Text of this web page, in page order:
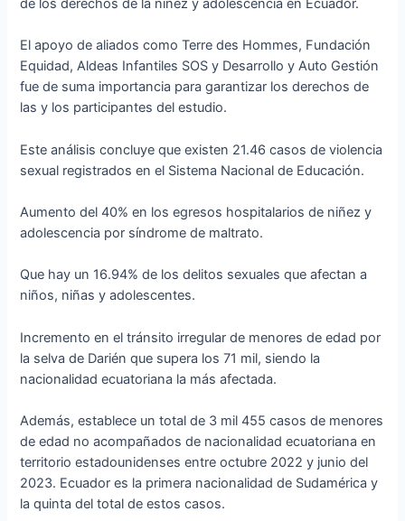
de los derechos de la niñez y adolescencia en Ecuador.
El apoyo de aliados como Terre des Hommes, Fundación
Equidad, Aldeas Infantiles SOS y Desarrollo y Auto Gestión
fue de suma importancia para garantizar los derechos de
las y los participantes del estudio.
Este análisis concluye que existen 21.46 casos de violencia
sexual registrados en el Sistema Nacional de Educación.
Aumento del 40% en los egresos hospitalarios de niñez y
adolescencia por síndrome de maltrato.
Que hay un 16.94% de los delitos sexuales que afectan a
niños, niñas y adolescentes.
Incremento en el tránsito irregular de menores de edad por
la selva de Darién que supera los 71 mil, siendo la
nacionalidad ecuatoriana la más afectada.
Además, establece un total de 3 mil 455 casos de menores
de edad no acompañados de nacionalidad ecuatoriana en
territorio estadounidenses entre octubre 2022 y junio del
2023. Ecuador es la primera nacionalidad de Sudamérica y
la quinta del total de estos casos.